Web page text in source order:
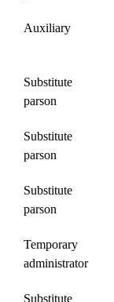
Auxiliary
Substitute
parson
Substitute
parson
Substitute
parson
Temporary
administrator
Substitute